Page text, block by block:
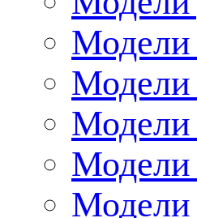
Модели
Модели
Модели
Модели
Модели